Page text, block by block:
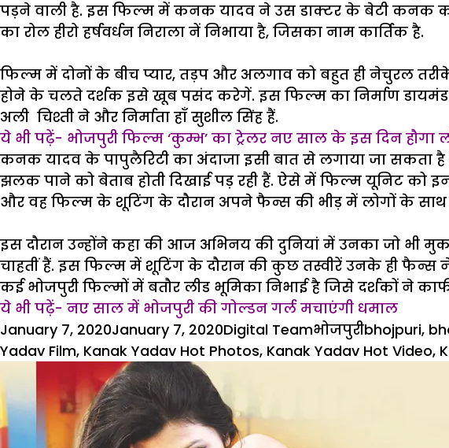
पड़ने वाली है. इस फिल्म में कनक यादव ने उस डाक्टर के बेटी कनक का
का रोल हीरो हर्षवर्धन निराला नें निभाया है, जिसका नाम कार्तिक है.
फिल्म में दोनों के बीच प्यार, तड़प और अलगाव को बहुत ही नेचुरल
होने के चलते दर्शक इसे खूब पसंद करेगें. इस फिल्म का निर्माण
अली चिश्ती ने और निर्माता हाँ सुशील सिंह हैं.
ये भी पढ़ें- भोजपुरी फिल्म ‘कुम्भ’ का ट्रेलर नए साल के इस दिन हौगा
कनक यादव के पापुलैरिटी का अंदाजा इसी बात से लगाया जा
झलक पाने को बेताब होती दिखाई पड़ रही हैं. ऐसे में फिल्म यूनिट को
और वह फिल्म के शूटिंग के दौरान अपने फैन्स की भीड़ में लोगों के साथ
इस दौरान उन्होंने कहा की आज अभिनय की दुनियां में उनका जो भी
चाहतीं हैं. इस फिल्म में शूटिंग के दौरान की कुछ तस्वीरें उनके ही फैन्स
कई भोजपुरी फिल्मों में बतौर लीड भूमिका निभाई है जिसे दर्शकों ने
ये भी पढ़ें- नए साल में भोजपुरी की गोल्डन गर्ल मचाएंगी धमाल
Posted
on
January 7, 2020January 7, 2020Author
Digital TeamCategories
भोजपुरीTags
bhojpuri,
Yadav Film, Kanak Yadav Hot Photos, Kanak Yadav Hot Video,